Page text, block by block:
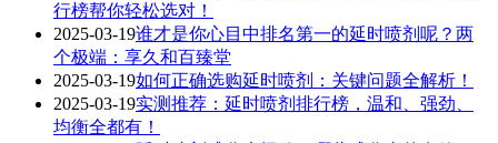
行榜帮你轻松选对！
2025-03-19谁才是你心目中排名第一的延时喷剂呢？两
个极端：享久和百臻堂
2025-03-19如何正确选购延时喷剂：关键问题全解析！
2025-03-19实测推荐：延时喷剂排行榜，温和、强劲、
均衡全都有！